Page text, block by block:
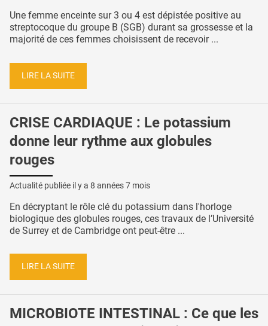
Une femme enceinte sur 3 ou 4 est dépistée positive au
streptocoque du groupe B (SGB) durant sa grossesse et la
majorité de ces femmes choisissent de recevoir ...
LIRE LA SUITE
CRISE CARDIAQUE : Le potassium
donne leur rythme aux globules
rouges
Actualité publiée il y a 8 années 7 mois
En décryptant le rôle clé du potassium dans l'horloge
biologique des globules rouges, ces travaux de l’Université
de Surrey et de Cambridge ont peut-être ...
LIRE LA SUITE
MICROBIOTE INTESTINAL : Ce que les